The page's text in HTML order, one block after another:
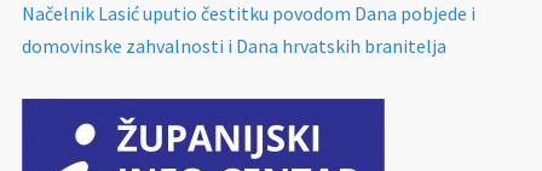
Načelnik Lasić uputio čestitku povodom Dana pobjede i
domovinske zahvalnosti i Dana hrvatskih branitelja